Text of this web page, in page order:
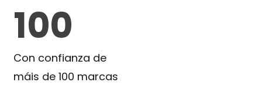
100
Con confianza de
máis de 100 marcas